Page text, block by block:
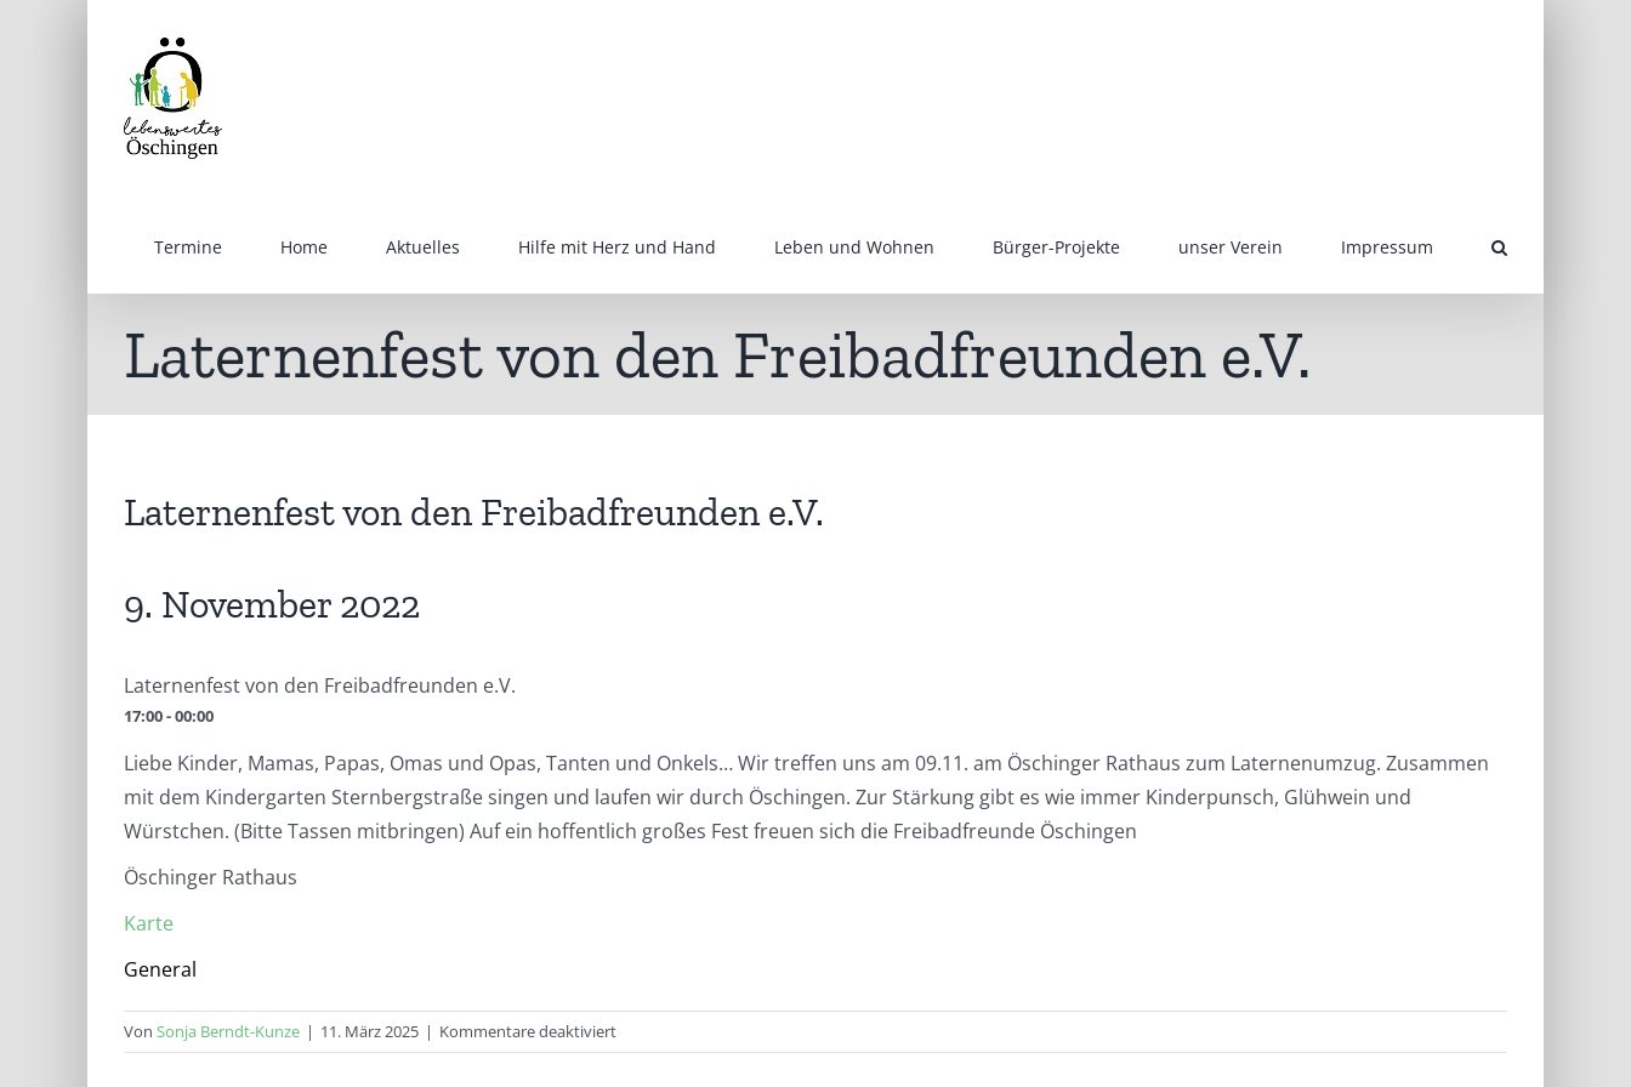
Termine Home Aktuelles Hilfe mit Herz und Hand Leben und Wohnen Bürger-Projekte unser Verein Impressum
Laternenfest von den Freibadfreunden e.V.
Laternenfest von den Freibadfreunden e.V.
9. November 2022
Laternenfest von den Freibadfreunden e.V.
17:00 - 00:00
Liebe Kinder, Mamas, Papas, Omas und Opas, Tanten und Onkels… Wir treffen uns am 09.11. am Öschinger Rathaus zum Laternenumzug. Zusammen
mit dem Kindergarten Sternbergstraße singen und laufen wir durch Öschingen. Zur Stärkung gibt es wie immer Kinderpunsch, Glühwein und
Würstchen. (Bitte Tassen mitbringen) Auf ein hoffentlich großes Fest freuen sich die Freibadfreunde Öschingen
Öschinger Rathaus
Karte
General
Von Sonja Berndt-Kunze | 11. März 2025 | Kommentare deaktiviertfür
Laternenfest